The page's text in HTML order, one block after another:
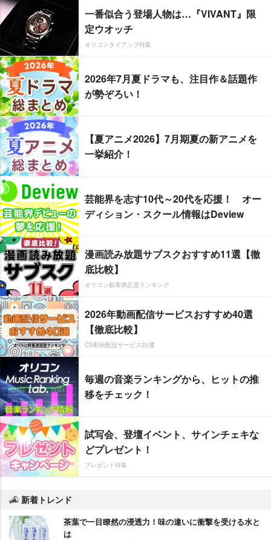
一番似合う登場人物は…『VIVANT』限
定ウオッチ
オリコンタイアップ特集
2026年7月夏ドラマも、注目作＆話題作
が勢ぞろい！
【夏アニメ2026】7月期夏の新アニメを
一挙紹介！
芸能界を志す10代～20代を応援！ オー
ディション・スクール情報はDeview
漫画読み放題サブスクおすすめ11選【徹
底比較】
オリコン顧客満足度ランキング
2026年動画配信サービスおすすめ40選
【徹底比較】
CS動画配信サービス20選
毎週の音楽ランキングから、ヒットの推
移をチェック！
試写会、登壇イベント、サインチェキな
どプレゼント！
プレゼント特集
新着トレンド
茶葉で一目瞭然の浸透力！味の違いに衝撃を受ける水と
は